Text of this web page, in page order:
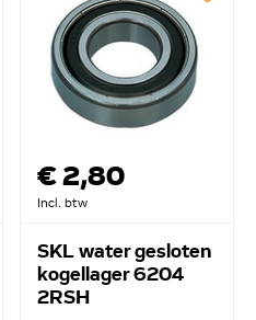
€ 2,80
Incl. btw
SKL water gesloten
kogellager 6204
2RSH